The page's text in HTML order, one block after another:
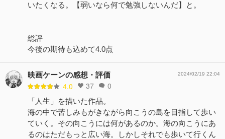
いたくなる。【弱いなら何で勉強しないんだ】と。
総評
今後の期待も込めて4.0点
映画ケーンの感想・評価
4.0 37 0
2024/02/19 22:04
「人生」を描いた作品。
海の中で苦しみもがきながら向こうの島を目指して歩い
ていく。その向こうには何があるのか。海の向こうにあ
るのはただもっと広い海。しかしそれでも歩いて行くん